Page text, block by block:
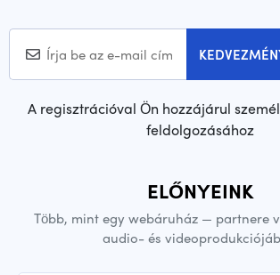
A regisztrációval Ön hozzájárul
feldolgozásához
ELŐNYEINK
Több, mint egy webáruház — partnere
audio- és